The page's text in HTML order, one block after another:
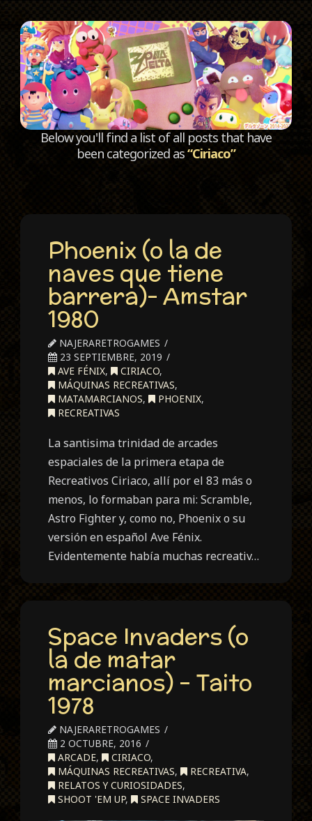
Below you'll find a list of all posts that have
been categorized as“Ciriaco”
Phoenix (o la de
naves que tiene
barrera)- Amstar
1980
NAJERARETROGAMES
23 SEPTIEMBRE, 2019
AVE FÉNIX, CIRIACO,
MÁQUINAS RECREATIVAS,
MATAMARCIANOS, PHOENIX,
RECREATIVAS
La santisima trinidad de arcades
espaciales de la primera etapa de
Recreativos Ciriaco, allí por el 83 más o
menos, lo formaban para mi: Scramble,
Astro Fighter y, como no, Phoenix o su
versión en español Ave Fénix.
Evidentemente había muchas recreativ…
Space Invaders (o
la de matar
marcianos) – Taito
1978
NAJERARETROGAMES
2 OCTUBRE, 2016
ARCADE, CIRIACO,
MÁQUINAS RECREATIVAS, RECREATIVA,
RELATOS Y CURIOSIDADES,
SHOOT 'EM UP, SPACE INVADERS